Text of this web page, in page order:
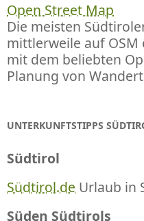
Open Street Map
Die meisten
mittlerweile auf
mit dem beliebten
Planung von
UNTERKUNFTSTIPPS
Südtirol
Südtirol.de Urlaub in
Süden Südtirols